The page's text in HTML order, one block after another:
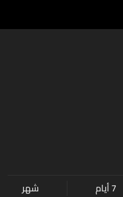
7 أيام شهر